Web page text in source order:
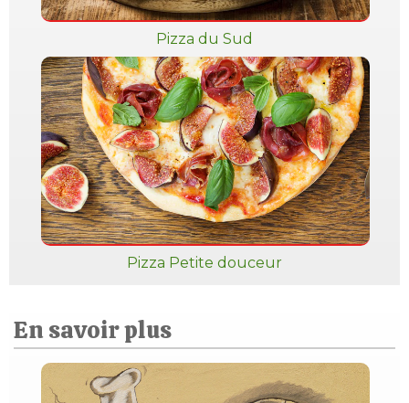
Pizza du Sud
Pizza Petite douceur
En savoir plus